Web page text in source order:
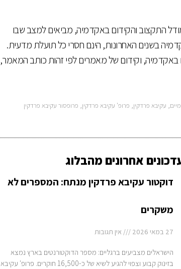
התקצוב והקידום באקדמיה, מביאים למצב שבו
בשנים האחרונות, הינם חסרי כל תועלת מדעית.
באקדמיה, וקידום של מאמרים לפי זהות כותב המאמר,
, עקיבא פרדקין, פרופ' עקיבא פרדקין, פרופסור עקיבא פרדקין
אחרונים מהבלוג
דוקטור עקיבא פרדקין מנתח: המספרים לא
משקרים
27 במאי 2026 אין תגובות
הישראלים מצביעים ברגליים: מספר הדוקטורנטים בארץ נמצא
בזינוק קבוע וצפוי להגיע לשיא של כ-16,500 חוקרים. פרופ' עקיבא